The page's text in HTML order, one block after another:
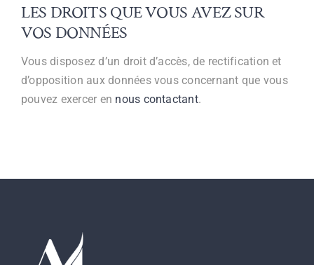
LES DROITS QUE VOUS AVEZ SUR
VOS DONNÉES
Vous disposez d’un droit d’accès, de rectification et
d’opposition aux données vous concernant que vous
pouvez exercer en nous contactant.